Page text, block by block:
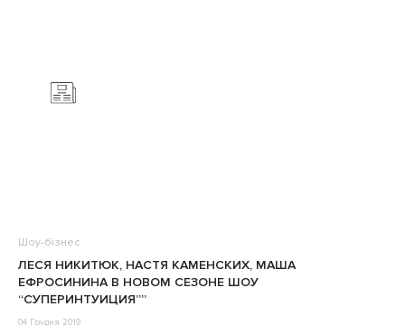
Шоу-бізнес
ЛЕСЯ НИКИТЮК, НАСТЯ КАМЕНСКИХ, МАША
ЕФРОСИНИНА В НОВОМ СЕЗОНЕ ШОУ
“СУПЕРИНТУИЦИЯ””
04 Грудня 2019